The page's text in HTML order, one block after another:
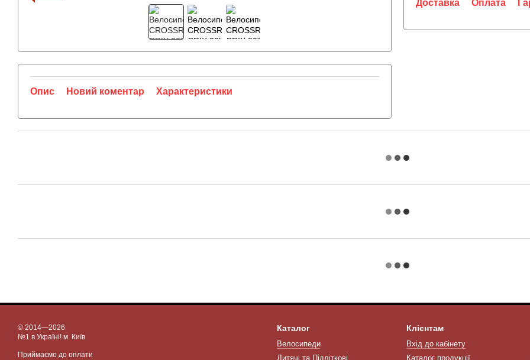
Опис Новий коментар Характеристики
Доставка Оплата
© 2014—2026
№1 в Україні! м. Київ
Приймаємо до оплати
Каталог
Велосипеди
Дитячі та Підліткові
Клієнтам
Вхід до кабінету
Каталог продукції